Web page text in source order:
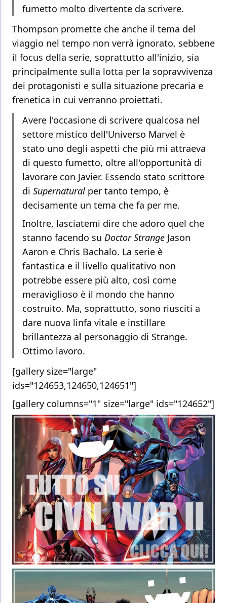
fumetto molto divertente da scrivere.
Thompson promette che anche il tema del
viaggio nel tempo non verrà ignorato, sebbene
il focus della serie, soprattutto all'inizio, sia
principalmente sulla lotta per la sopravvivenza
dei protagonisti e sulla situazione precaria e
frenetica in cui verranno proiettati.
Avere l'occasione di scrivere qualcosa nel
settore mistico dell'Universo Marvel è
stato uno degli aspetti che più mi attraeva
di questo fumetto, oltre all'opportunità di
lavorare con Javier. Essendo stato scrittore
di Supernatural per tanto tempo, è
decisamente un tema che fa per me.
Inoltre, lasciatemi dire che adoro quel che
stanno facendo su Doctor Strange Jason
Aaron e Chris Bachalo. La serie è
fantastica e il livello qualitativo non
potrebbe essere più alto, così come
meraviglioso è il mondo che hanno
costruito. Ma, soprattutto, sono riusciti a
dare nuova linfa vitale e instillare
brillantezza al personaggio di Strange.
Ottimo lavoro.
[gallery size="large"
ids="124653,124650,124651"]
[gallery columns="1" size="large" ids="124652"]